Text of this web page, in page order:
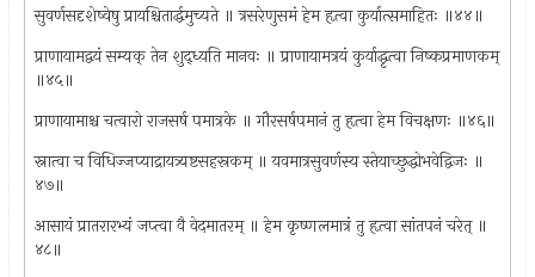
सुवर्णसदृशेष्वेषु प्रायश्चितार्द्धमुच्यते ॥ त्रसरेणुसमं हेम हृत्वा कुर्यात्समाहितः ॥४४॥
प्राणायामद्वयं सम्यक् तेन शुद्ध्य़ति मानवः ॥ प्राणायामत्रयं कुर्याद्धृत्वा निष्कप्रमाणकम्
॥४५॥
प्राणायामाश्च चत्वारो राजसर्ष पमात्रके ॥ गौरसर्षपमानं तु हृत्वा हेम विचक्षणः ॥४६॥
स्नात्वा च विधिज्जप्याद्रायत्र्यष्टसहस्रकम् ॥ यवमात्रसुवर्णस्य स्तेयाच्छुद्धोभवेद्विजः ॥
४७॥
आसायं प्रातरारभ्यं जप्त्वा वै वेदमातरम् ॥ हेम कृष्णलमात्रं तु हृत्वा सांतपनं चरेत् ॥
४८॥